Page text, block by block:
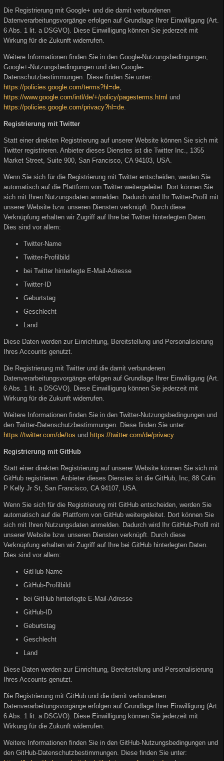
Die Registrierung mit Google+ und die damit verbundenen
Datenverarbeitungsvorgänge erfolgen auf Grundlage Ihrer Einwilligung (Art.
6 Abs. 1 lit. a DSGVO). Diese Einwilligung können Sie jederzeit mit
Wirkung für die Zukunft widerrufen.
Weitere Informationen finden Sie in den Google-Nutzungsbedingungen,
Google+-Nutzungsbedingungen und den Google-
Datenschutzbestimmungen. Diese finden Sie unter:
https://policies.google.com/terms?hl=de,
https://www.google.com/intl/de/+/policy/pagesterms.html und
https://policies.google.com/privacy?hl=de.
Registrierung mit Twitter
Statt einer direkten Registrierung auf unserer Website können Sie sich mit
Twitter registrieren. Anbieter dieses Dienstes ist die Twitter Inc., 1355
Market Street, Suite 900, San Francisco, CA 94103, USA.
Wenn Sie sich für die Registrierung mit Twitter entscheiden, werden Sie
automatisch auf die Plattform von Twitter weitergeleitet. Dort können Sie
sich mit Ihren Nutzungsdaten anmelden. Dadurch wird Ihr Twitter-Profil mit
unserer Website bzw. unseren Diensten verknüpft. Durch diese
Verknüpfung erhalten wir Zugriff auf Ihre bei Twitter hinterlegten Daten.
Dies sind vor allem:
Twitter-Name
Twitter-Profilbild
bei Twitter hinterlegte E-Mail-Adresse
Twitter-ID
Geburtstag
Geschlecht
Land
Diese Daten werden zur Einrichtung, Bereitstellung und Personalisierung
Ihres Accounts genutzt.
Die Registrierung mit Twitter und die damit verbundenen
Datenverarbeitungsvorgänge erfolgen auf Grundlage Ihrer Einwilligung (Art.
6 Abs. 1 lit. a DSGVO). Diese Einwilligung können Sie jederzeit mit
Wirkung für die Zukunft widerrufen.
Weitere Informationen finden Sie in den Twitter-Nutzungsbedingungen und
den Twitter-Datenschutzbestimmungen. Diese finden Sie unter:
https://twitter.com/de/tos und https://twitter.com/de/privacy.
Registrierung mit GitHub
Statt einer direkten Registrierung auf unserer Website können Sie sich mit
GitHub registrieren. Anbieter dieses Dienstes ist die GitHub, Inc, 88 Colin
P Kelly Jr St, San Francisco, CA 94107, USA.
Wenn Sie sich für die Registrierung mit GitHub entscheiden, werden Sie
automatisch auf die Plattform von GitHub weitergeleitet. Dort können Sie
sich mit Ihren Nutzungsdaten anmelden. Dadurch wird Ihr GitHub-Profil mit
unserer Website bzw. unseren Diensten verknüpft. Durch diese
Verknüpfung erhalten wir Zugriff auf Ihre bei GitHub hinterlegten Daten.
Dies sind vor allem:
GitHub-Name
GitHub-Profilbild
bei GitHub hinterlegte E-Mail-Adresse
GitHub-ID
Geburtstag
Geschlecht
Land
Diese Daten werden zur Einrichtung, Bereitstellung und Personalisierung
Ihres Accounts genutzt.
Die Registrierung mit GitHub und die damit verbundenen
Datenverarbeitungsvorgänge erfolgen auf Grundlage Ihrer Einwilligung (Art.
6 Abs. 1 lit. a DSGVO). Diese Einwilligung können Sie jederzeit mit
Wirkung für die Zukunft widerrufen.
Weitere Informationen finden Sie in den GitHub-Nutzungsbedingungen und
den GitHub-Datenschutzbestimmungen. Diese finden Sie unter: